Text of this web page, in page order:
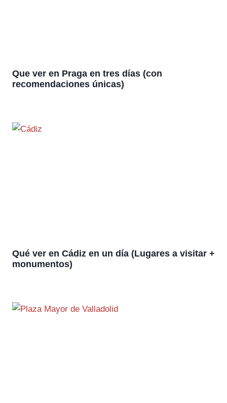
Que ver en Praga en tres días (con
recomendaciones únicas)
Qué ver en Cádiz en un día (Lugares a visitar +
monumentos)